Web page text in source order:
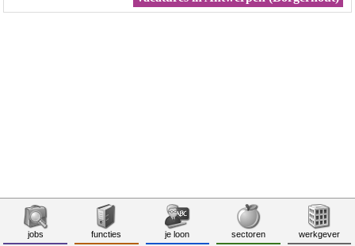
jobs functies je loon sectoren werkgever